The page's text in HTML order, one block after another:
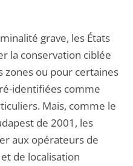
grave, les États
la conservation ciblée
zones ou pour certaines
identifiées comme
Mais, comme le
de 2001, les
aux opérateurs de
de localisation